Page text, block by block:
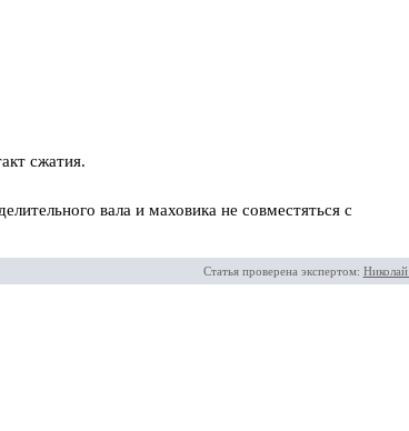
сжатия.
вала и маховика не совместяться с
Статья проверена экспертом: